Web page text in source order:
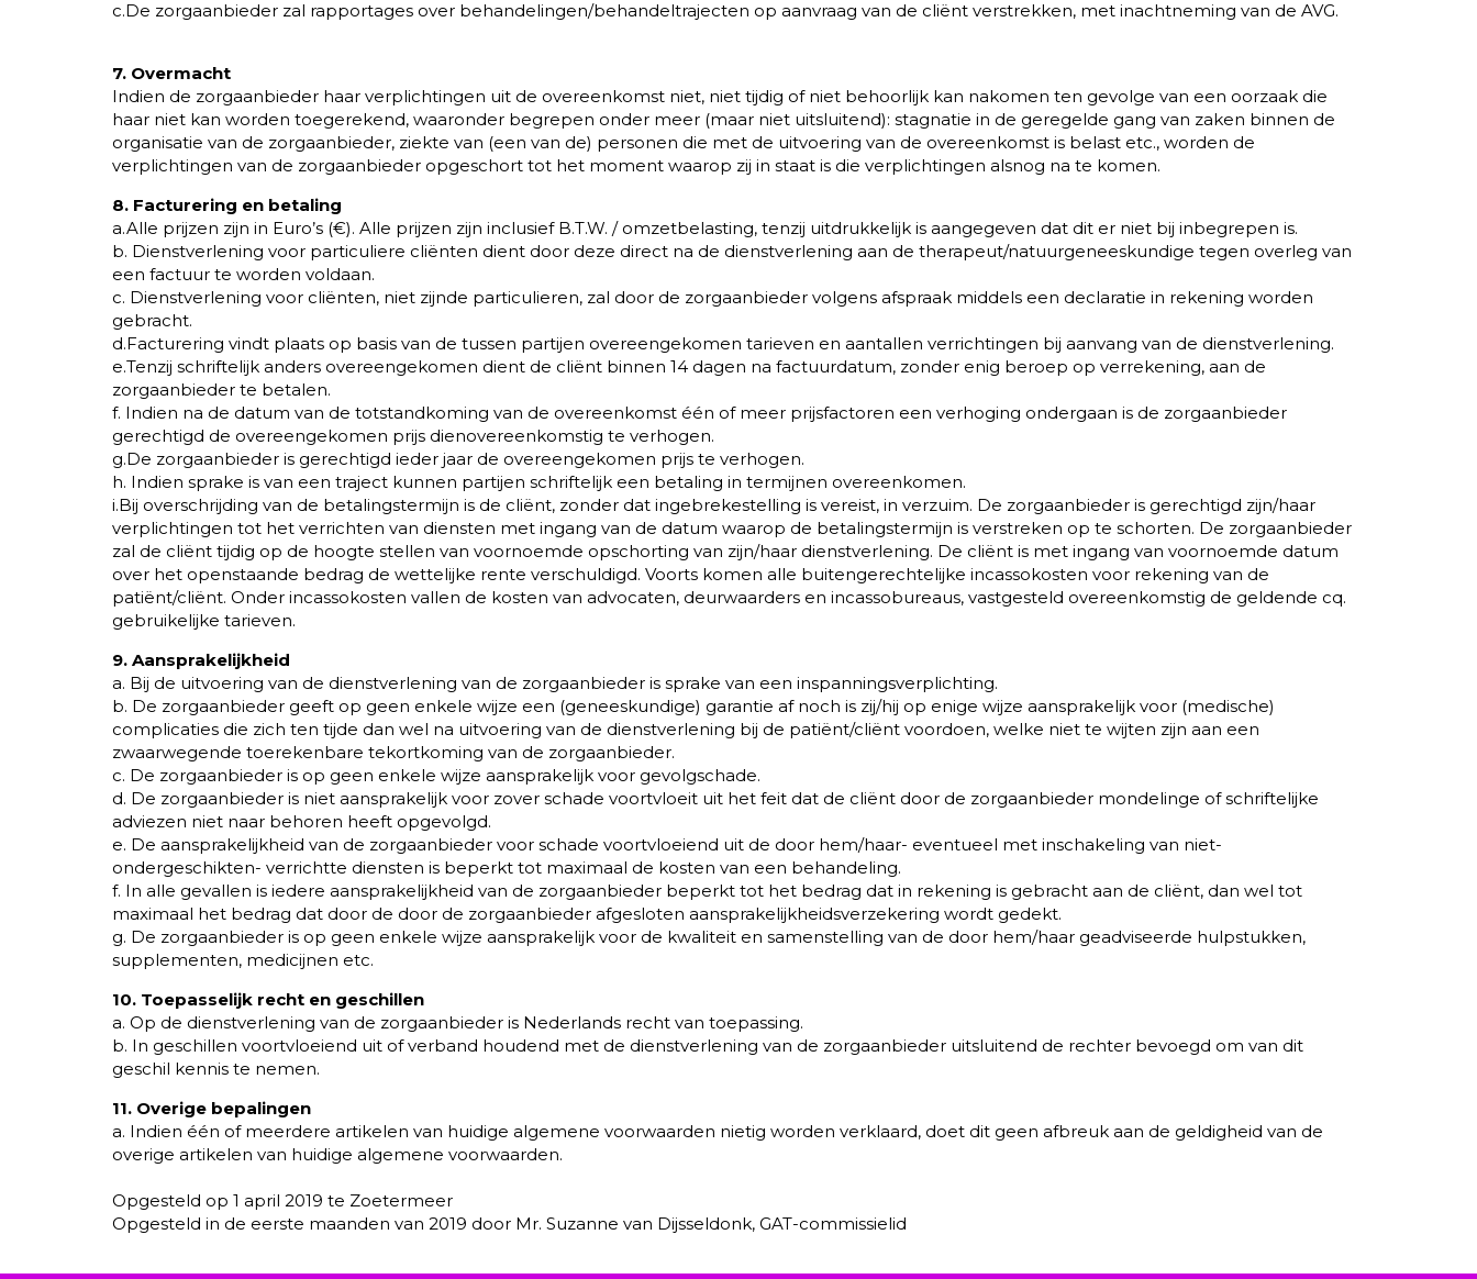
c.De zorgaanbieder zal rapportages over behandelingen/behandeltrajecten op aanvraag van de cliënt verstrekken, met inachtneming van de AVG.
7. Overmacht
Indien de zorgaanbieder haar verplichtingen uit de overeenkomst niet, niet tijdig of niet behoorlijk kan nakomen ten gevolge van een oorzaak die
haar niet kan worden toegerekend, waaronder begrepen onder meer (maar niet uitsluitend): stagnatie in de geregelde gang van zaken binnen de
organisatie van de zorgaanbieder, ziekte van (een van de) personen die met de uitvoering van de overeenkomst is belast etc., worden de
verplichtingen van de zorgaanbieder opgeschort tot het moment waarop zij in staat is die verplichtingen alsnog na te komen.
8. Facturering en betaling
a.Alle prijzen zijn in Euro’s (€). Alle prijzen zijn inclusief B.T.W. / omzetbelasting, tenzij uitdrukkelijk is aangegeven dat dit er niet bij inbegrepen is.
b. Dienstverlening voor particuliere cliënten dient door deze direct na de dienstverlening aan de therapeut/natuurgeneeskundige tegen overleg van
een factuur te worden voldaan.
c. Dienstverlening voor cliënten, niet zijnde particulieren, zal door de zorgaanbieder volgens afspraak middels een declaratie in rekening worden
gebracht.
d.Facturering vindt plaats op basis van de tussen partijen overeengekomen tarieven en aantallen verrichtingen bij aanvang van de dienstverlening.
e.Tenzij schriftelijk anders overeengekomen dient de cliënt binnen 14 dagen na factuurdatum, zonder enig beroep op verrekening, aan de
zorgaanbieder te betalen.
f. Indien na de datum van de totstandkoming van de overeenkomst één of meer prijsfactoren een verhoging ondergaan is de zorgaanbieder
gerechtigd de overeengekomen prijs dienovereenkomstig te verhogen.
g.De zorgaanbieder is gerechtigd ieder jaar de overeengekomen prijs te verhogen.
h. Indien sprake is van een traject kunnen partijen schriftelijk een betaling in termijnen overeenkomen.
i.Bij overschrijding van de betalingstermijn is de cliënt, zonder dat ingebrekestelling is vereist, in verzuim. De zorgaanbieder is gerechtigd zijn/haar
verplichtingen tot het verrichten van diensten met ingang van de datum waarop de betalingstermijn is verstreken op te schorten. De zorgaanbieder
zal de cliënt tijdig op de hoogte stellen van voornoemde opschorting van zijn/haar dienstverlening. De cliënt is met ingang van voornoemde datum
over het openstaande bedrag de wettelijke rente verschuldigd. Voorts komen alle buitengerechtelijke incassokosten voor rekening van de
patiënt/cliënt. Onder incassokosten vallen de kosten van advocaten, deurwaarders en incassobureaus, vastgesteld overeenkomstig de geldende cq.
gebruikelijke tarieven.
9. Aansprakelijkheid
a. Bij de uitvoering van de dienstverlening van de zorgaanbieder is sprake van een inspanningsverplichting.
b. De zorgaanbieder geeft op geen enkele wijze een (geneeskundige) garantie af noch is zij/hij op enige wijze aansprakelijk voor (medische)
complicaties die zich ten tijde dan wel na uitvoering van de dienstverlening bij de patiënt/cliënt voordoen, welke niet te wijten zijn aan een
zwaarwegende toerekenbare tekortkoming van de zorgaanbieder.
c. De zorgaanbieder is op geen enkele wijze aansprakelijk voor gevolgschade.
d. De zorgaanbieder is niet aansprakelijk voor zover schade voortvloeit uit het feit dat de cliënt door de zorgaanbieder mondelinge of schriftelijke
adviezen niet naar behoren heeft opgevolgd.
e. De aansprakelijkheid van de zorgaanbieder voor schade voortvloeiend uit de door hem/haar- eventueel met inschakeling van niet-
ondergeschikten- verrichtte diensten is beperkt tot maximaal de kosten van een behandeling.
f. In alle gevallen is iedere aansprakelijkheid van de zorgaanbieder beperkt tot het bedrag dat in rekening is gebracht aan de cliënt, dan wel tot
maximaal het bedrag dat door de door de zorgaanbieder afgesloten aansprakelijkheidsverzekering wordt gedekt.
g. De zorgaanbieder is op geen enkele wijze aansprakelijk voor de kwaliteit en samenstelling van de door hem/haar geadviseerde hulpstukken,
supplementen, medicijnen etc.
10. Toepasselijk recht en geschillen
a. Op de dienstverlening van de zorgaanbieder is Nederlands recht van toepassing.
b. In geschillen voortvloeiend uit of verband houdend met de dienstverlening van de zorgaanbieder uitsluitend de rechter bevoegd om van dit
geschil kennis te nemen.
11. Overige bepalingen
a. Indien één of meerdere artikelen van huidige algemene voorwaarden nietig worden verklaard, doet dit geen afbreuk aan de geldigheid van de
overige artikelen van huidige algemene voorwaarden.
Opgesteld op 1 april 2019 te Zoetermeer
Opgesteld in de eerste maanden van 2019 door Mr. Suzanne van Dijsseldonk, GAT-commissielid